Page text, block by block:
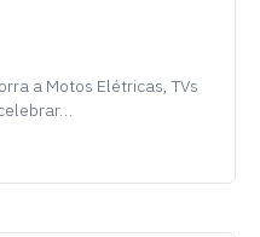
a Motos Elétricas, TVs